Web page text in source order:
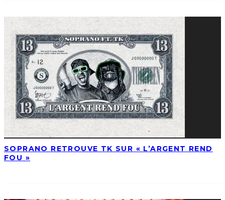
SOPRANO RETROUVE TK SUR « L’ARGENT REND
FOU »